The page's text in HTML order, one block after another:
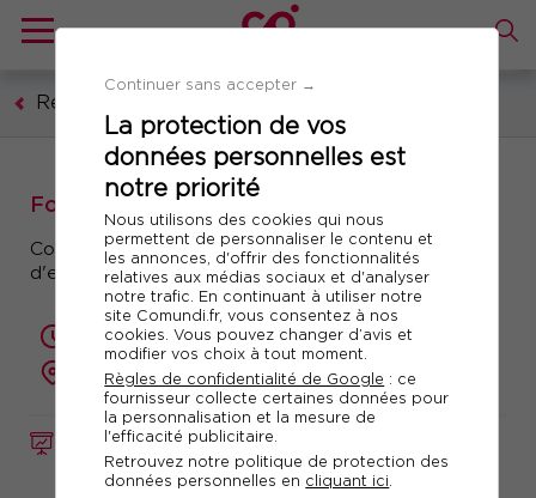
Continuer sans accepter →
La protection de vos
données personnelles est
notre priorité
Nous utilisons des cookies qui nous
permettent de personnaliser le contenu et
les annonces, d'offrir des fonctionnalités
relatives aux médias sociaux et d'analyser
notre trafic. En continuant à utiliser notre
site Comundi.fr, vous consentez à nos
cookies. Vous pouvez changer d’avis et
modifier vos choix à tout moment.
Règles de confidentialité de Google : ce
fournisseur collecte certaines données pour
la personnalisation et la mesure de
l'efficacité publicitaire.
Retrouvez notre politique de protection des
données personnelles en cliquant ici.
Ressources humaines, formation, droit social
FORMATION Réf. 10243
Télécharger le programme
Formation : Le fait religieux en entreprise
Connaissance des principes, enjeux et partage
d'expériences
1 jour (7 heures)
à distance